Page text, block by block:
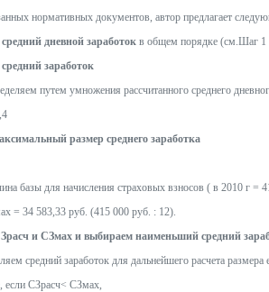
нормативных документов, автор предлагает
дневной заработок в общем порядке (см.Шаг 1
заработок
путем умножения рассчитанного среднего
размер среднего заработка
базы для начисления страховых взносов ( в 2010 г =
= 34 583,33 руб. (415 000 руб. : 12).
и СЗмах и выбираем наименьший средний
средний заработок для дальнейшего расчета
если СЗрасч< СЗмах,